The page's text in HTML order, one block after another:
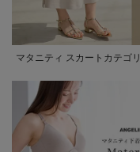
マタニティ スカートカテゴリ